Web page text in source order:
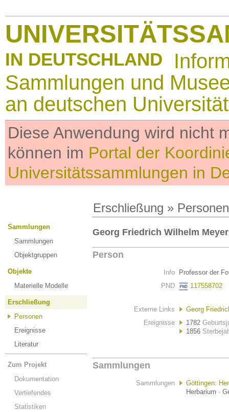
IN DEUTSCHLAND
Sammlungen und
an deutschen
Diese Anwendung wird nicht
können im Portal der
Universitätssammlungen in
Erschließung » Personen
Sammlungen
Sammlungen
Objektgruppen
Objekte
Materielle Modelle
Erschließung
Personen
Ereignisse
Literatur
Zum Projekt
Dokumentation
Vertiefendes
Statistiken
Georg Friedrich Wilhelm Meyer
Person
Info
Professor der
PND
117558702
Externe Links
Georg
Ereignisse
1782
1856
Sammlungen
Sammlungen
Göttingen:
Herbarium ·